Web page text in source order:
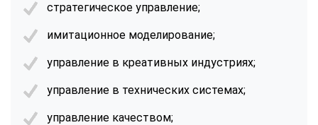
стратегическое управление;
имитационное моделирование;
управление в креативных индустриях;
управление в технических системах;
управление качеством;